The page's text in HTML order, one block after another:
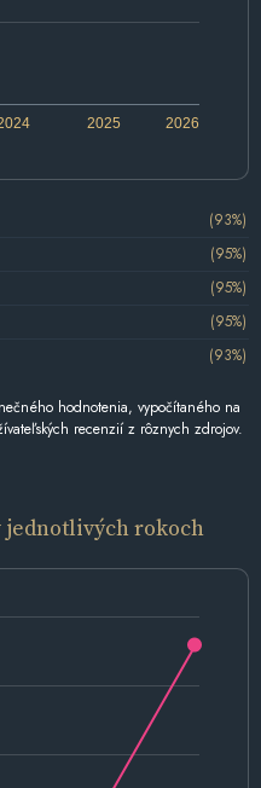
2026
2025
(93%)
(95%)
(95%)
(95%)
(93%)
hodnotenia, vypočítaného na
recenzií z rôznych zdrojov.
jednotlivých rokoch